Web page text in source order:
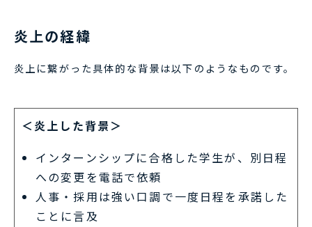
炎上の経緯
炎上に繋がった具体的な背景は以下のようなものです。
＜炎上した背景＞
インターンシップに合格した学生が、別日程
への変更を電話で依頼
人事・採用は強い口調で一度日程を承諾した
ことに言及